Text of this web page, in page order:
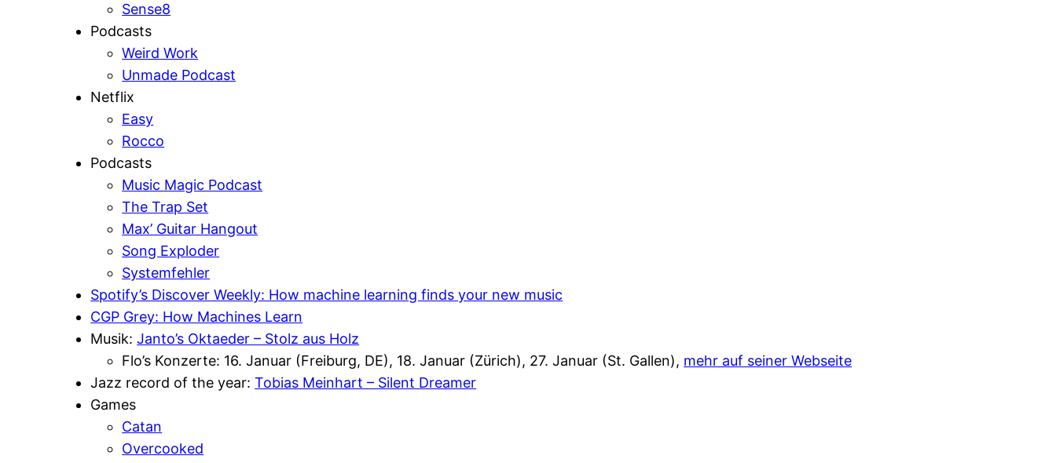
Sense8
Podcasts
Weird Work
Unmade Podcast
Netflix
Easy
Rocco
Podcasts
Music Magic Podcast
The Trap Set
Max’ Guitar Hangout
Song Exploder
Systemfehler
Spotify’s Discover Weekly: How machine learning finds your new music
CGP Grey: How Machines Learn
Musik:Janto’s Oktaeder – Stolz aus Holz
Flo’s Konzerte: 16. Januar (Freiburg, DE), 18. Januar (Zürich), 27. Januar (St. Gallen), mehr auf seiner Webseite
Jazz record of the year:Tobias Meinhart – Silent Dreamer
Games
Catan
Overcooked